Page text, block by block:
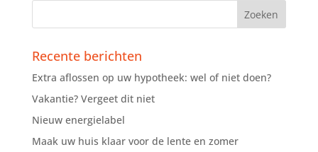
Recente berichten
Extra aflossen op uw hypotheek: wel of niet doen?
Vakantie? Vergeet dit niet
Nieuw energielabel
Maak uw huis klaar voor de lente en zomer